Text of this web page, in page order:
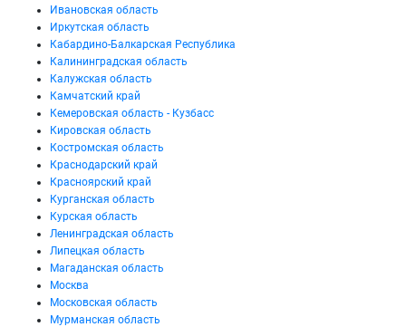
Ивановская область
Иркутская область
Кабардино-Балкарская Республика
Калининградская область
Калужская область
Камчатский край
Кемеровская область - Кузбасс
Кировская область
Костромская область
Краснодарский край
Красноярский край
Курганская область
Курская область
Ленинградская область
Липецкая область
Магаданская область
Москва
Московская область
Мурманская область